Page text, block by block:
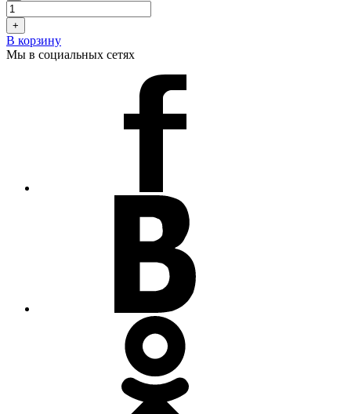
+
В корзину
Мы в социальных сетях